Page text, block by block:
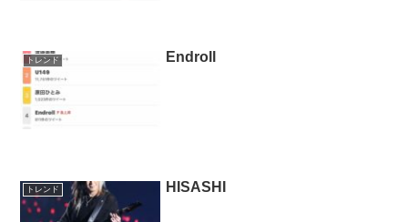
トレンド Endroll
トレンド HISASHI